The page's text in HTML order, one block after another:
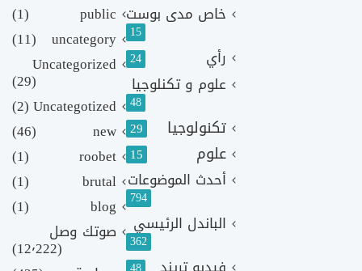
خاص مدى بوست
15
رأي 24
علوم و تكنلوجيا
48
تكنولوجيا 29
علوم 15
أحدث الموضوعات
794
الباندل الرئيسي
362
public
(1)
uncategory
(11)
Uncategorized
(29)
Uncategotized
(2)
new
(46)
roobet
(1)
brutal
(1)
blog
(1)
صوتك وصل
(12٬222)